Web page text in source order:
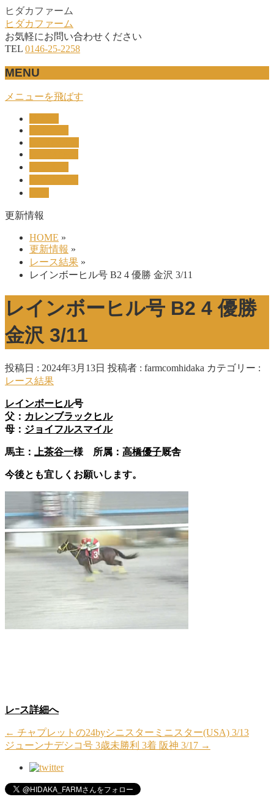
ヒダカファーム
ヒダカファーム
お気軽にお問い合わせください
TEL 0146-25-2258
MENU
メニューを飛ばす
更新情報
HOME »
更新情報 »
レース結果 »
レインボーヒル号 B2 4 優勝 金沢 3/11
レインボーヒル号 B2 4 優勝
金沢 3/11
投稿日 : 2024年3月13日 投稿者 : farmcomhidaka カテゴリー :
レース結果
レインボーヒル号
父： カレンブラックヒル
母： ジョイフルスマイル
馬主： 上茶谷一様 所属： 高橋優子厩舎
今後とも宜しくお願いします。
レｰス詳細へ
← チャプレットの24byシニスターミニスター(USA) 3/13
ジューンナデシコ号 3歳未勝利 3着 阪神 3/17 →